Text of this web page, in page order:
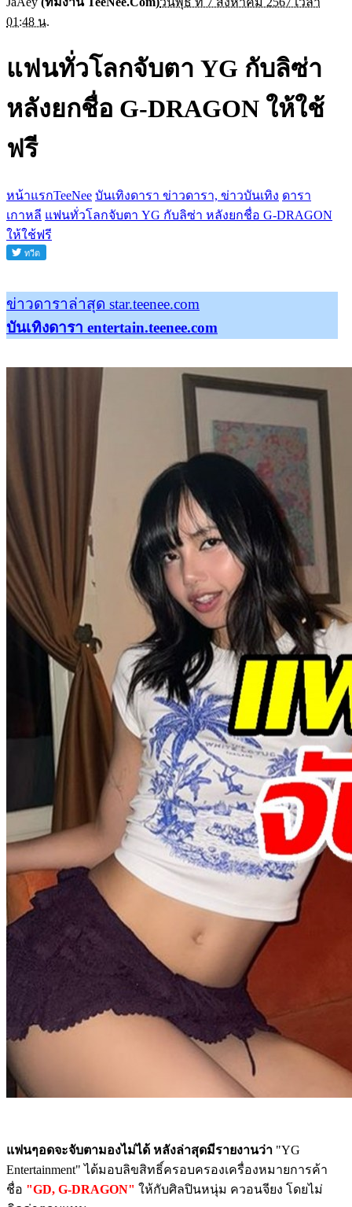
01:48 น.
แฟนทั่วโลกจับตา YG กับลิซ่า
หลังยกชื่อ G-DRAGON ให้ใช้
ฟรี
หน้าแรกTeeNee บันเทิงดารา ข่าวดารา, ข่าวบันเทิง ดารา
เกาหลี แฟนทั่วโลกจับตา YG กับลิซ่า หลังยกชื่อ G-DRAGON
ให้ใช้ฟรี
ข่าวดาราล่าสุด star.teenee.com
บันเทิงดารา entertain.teenee.com
แฟนๆอดจะจับตามองไม่ได้ หลังล่าสุดมีรายงานว่า "YG
Entertainment" ได้มอบลิขสิทธิ์ครอบครองเครื่องหมายการค้า
ชื่อ "GD, G-DRAGON" ให้กับศิลปินหนุ่ม ควอนจียง โดยไม่